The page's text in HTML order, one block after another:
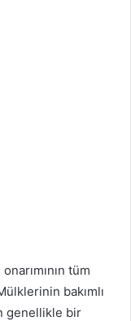
tüm
bakımlı
genellikle bir